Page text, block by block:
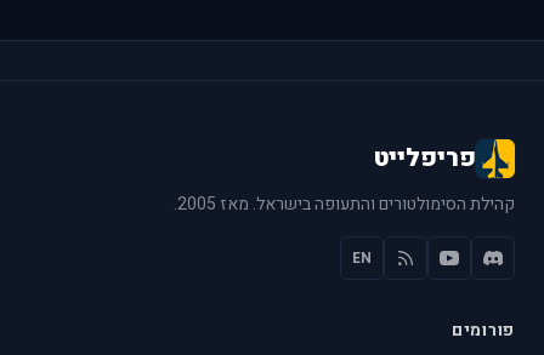
פריפלייט
קהילת הסימולטורים והתעופה בישראל. מאז 2005.
EN
פורומים